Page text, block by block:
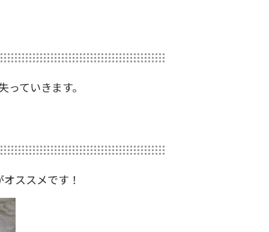
ていきます。
ススメです！